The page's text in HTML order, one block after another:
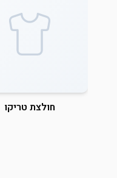
חולצת טריקו